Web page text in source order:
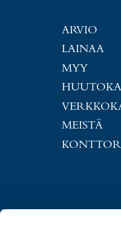
ARVIO
LAINAA
MYY
MEISTÄ